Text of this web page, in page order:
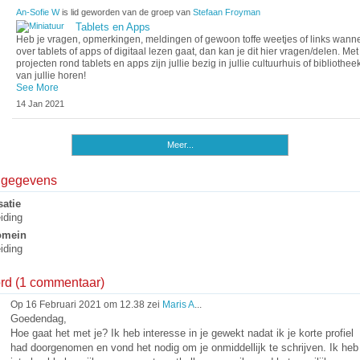
An-Sofie Wis lid geworden van de groep van Stefaan Froyman
Tablets en Apps
Heb je vragen, opmerkingen, meldingen of gewoon toffe weetjes of links
over tablets of apps of digitaal lezen gaat, dan kan je dit hier vragen/delen.
projecten rond tablets en apps zijn jullie bezig in jullie cultuurhuis of
van jullie horen!
See More
14 Jan 2021
Meer...
(1 commentaar)
Op 16 Februari 2021 om 12.38 zei Maris A...
Goedendag,
Hoe gaat het met je? Ik heb interesse in je gewekt nadat ik je korte profiel
had doorgenomen en vond het nodig om je onmiddellijk te schrijven. Ik heb